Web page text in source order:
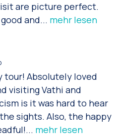
are picture perfect.
and... mehr lesen
tour! Absolutely loved
visiting Vathi and
is it was hard to hear
sights. Also, the happy
... mehr lesen